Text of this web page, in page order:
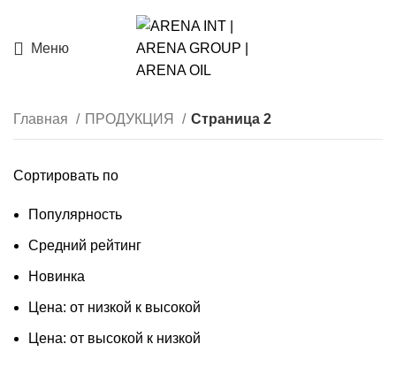
Меню
Главная ПРОДУКЦИЯ Страница 2
Сортировать по
Популярность
Средний рейтинг
Новинка
Цена: от низкой к высокой
Цена: от высокой к низкой